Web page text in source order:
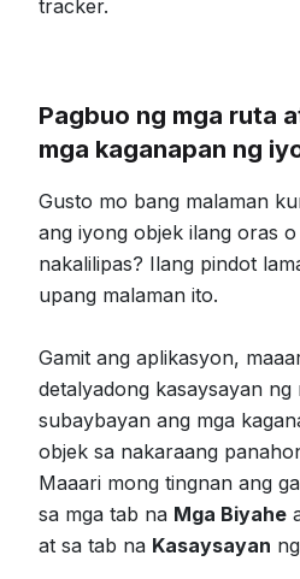
tracker.
Pagbuo ng mga ruta
mga kaganapan ng
Gusto mo bang malaman
ang iyong objek ilang oras
nakalilipas? Ilang pindot
upang malaman ito.
Gamit ang aplikasyon,
detalyadong kasaysayan ng
subaybayan ang mga
objek sa nakaraang
Maaari mong tingnan ang
sa mga tab na Mga Biyahe
at sa tab na Kasaysayan